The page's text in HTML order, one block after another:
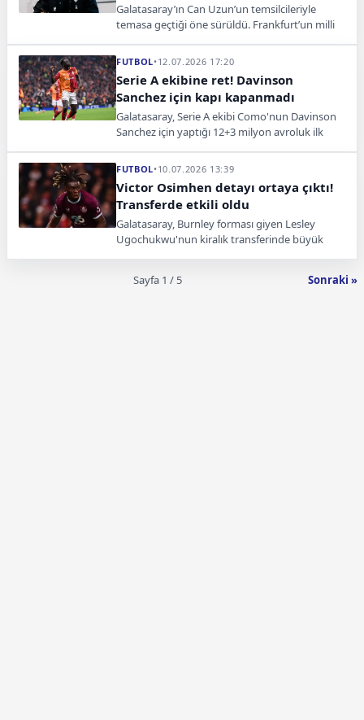
Galatasaray’ın Can Uzun’un temsilcileriyle
temasa geçtiği öne sürüldü. Frankfurt’un milli
FUTBOL•12.07.2026 17:20
Serie A ekibine ret! Davinson
Sanchez için kapı kapanmadı
Galatasaray, Serie A ekibi Como'nun Davinson
Sanchez için yaptığı 12+3 milyon avroluk ilk
FUTBOL•10.07.2026 13:39
Victor Osimhen detayı ortaya çıktı!
Transferde etkili oldu
Galatasaray, Burnley forması giyen Lesley
Ugochukwu'nun kiralık transferinde büyük
Sayfa 1 / 5 Sonraki »